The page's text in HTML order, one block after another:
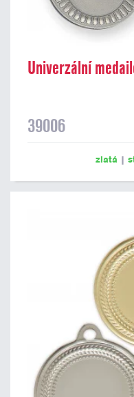
Univerzální
39006
zlatá |